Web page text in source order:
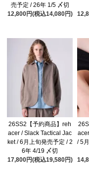
売予定 / 26年 1/5 〆切
12,800円(税込14,080円)
26SS2【予約商品】reh
acer / Slack Tactical Jac
ket / 6月上旬発売予定 / 2
6年 4/19 〆切
17,800円(税込19,580円)
/ 5